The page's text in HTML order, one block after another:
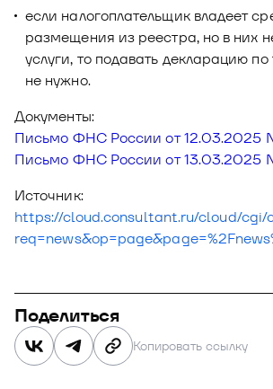
если налогоплательщик владеет
размещения из реестра, но в них
услуги, то подавать декларацию
не нужно.
Документы:
Письмо ФНС России от 12.03.2025
Письмо ФНС России от 13.03.2025
Источник:
https://cloud.consultant.ru/cloud/cgi/
Поделиться
Копировать ссылку